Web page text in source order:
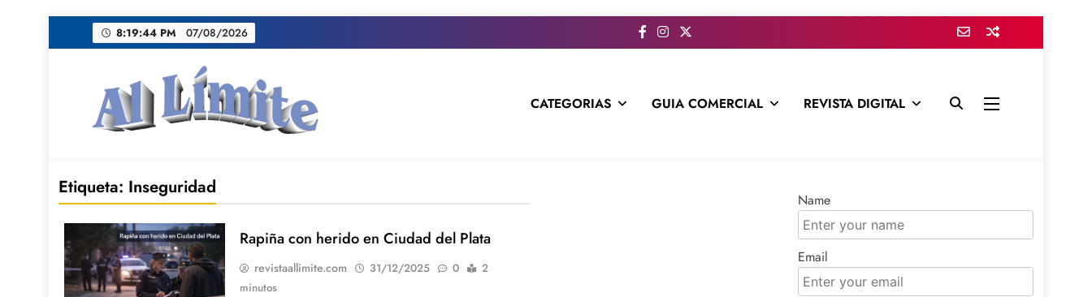
al
8:19:45 PM 07/08/2026
CATEGORIAS GUIA COMERCIAL REVISTA DIGITAL
Etiqueta: Inseguridad
Rapiña con herido en Ciudad del Plata
revistaallimite.com 31/12/2025 0
2
minutos
Name
Email